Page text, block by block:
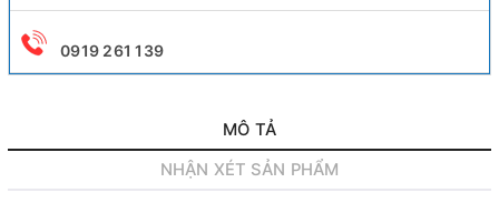
0919 261 139
MÔ TẢ
NHẬN XÉT SẢN PHẨM